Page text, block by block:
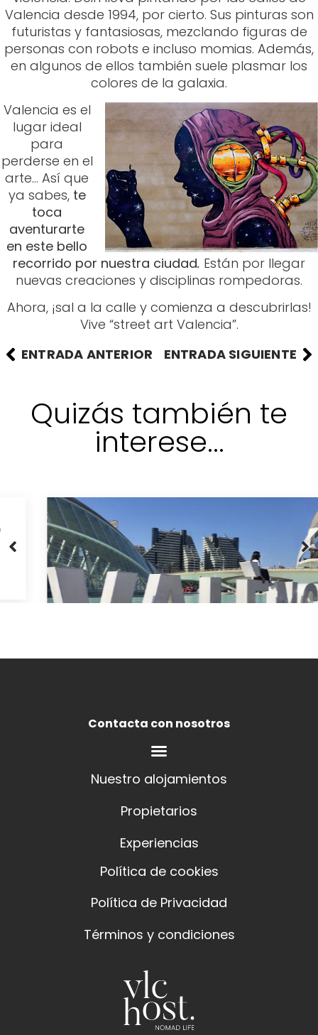
Valencia es el
lugar ideal
para
perderse en el
ya sabes,
toca
aventurarte
en este bello
recorrido por nuestra ciudad. Están por llegar
nuevas creaciones y disciplinas rompedoras.
Ahora, ¡sal a la calle y comienza a descubrirlas!
Vive “street art Valencia”.
ENTRADA ANTERIOR
ENTRADA SIGUIENTE
Quizás también te
interese...
Contacta con nosotros
Nuestro alojamientos
Propietarios
Política de cookies
Política de Privacidad